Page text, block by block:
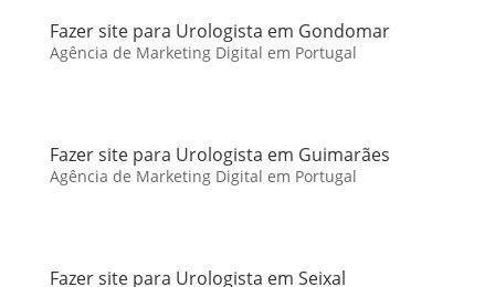
Fazer site para Urologista em Gondomar
Agência de Marketing Digital em Portugal
Fazer site para Urologista em Guimarães
Agência de Marketing Digital em Portugal
Fazer site para Urologista em Seixal